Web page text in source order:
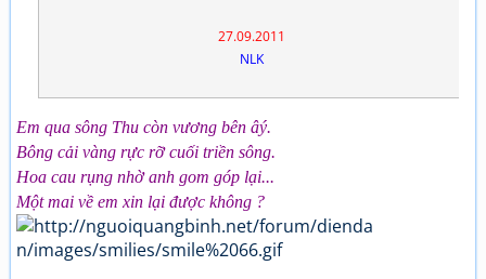
27.09.2011
NLK
Em qua sông Thu còn vương bên âý.
Bông cải vàng rực rỡ cuối triền sông.
Hoa cau rụng nhờ anh gom góp lại...
Một mai về em xin lại được không ?